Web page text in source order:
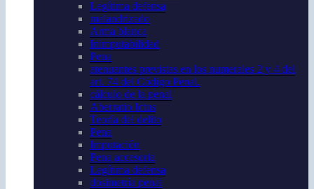
Legítima defensa
malandrizado
Arma blanca
Inimputabilidad
Pena
atenuantes previstas en los numerales 2 y 4 del
art. 74 del Código Penal.
cálculo de la penal
Aberratio Ictus
Teoría del delito
Pena
Imputación
Pena accesoria
Legítima defensa
dosimetría penal